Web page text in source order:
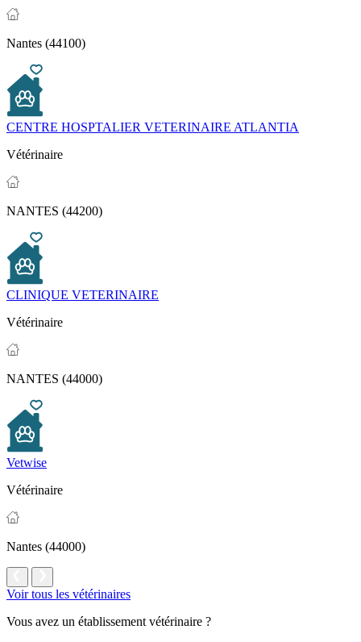
Nantes (44100)
CENTRE HOSPTALIER VETERINAIRE ATLANTIA
Vétérinaire
NANTES (44200)
CLINIQUE VETERINAIRE
Vétérinaire
NANTES (44000)
Vetwise
Vétérinaire
Nantes (44000)
Voir tous les vétérinaires
Vous avez un établissement vétérinaire ?